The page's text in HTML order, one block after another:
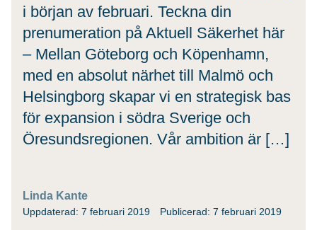
i början av februari. Teckna din
prenumeration på Aktuell Säkerhet här
– Mellan Göteborg och Köpenhamn,
med en absolut närhet till Malmö och
Helsingborg skapar vi en strategisk bas
för expansion i södra Sverige och
Öresundsregionen. Vår ambition är […]
Linda Kante
Uppdaterad: 7 februari 2019 Publicerad: 7 februari 2019